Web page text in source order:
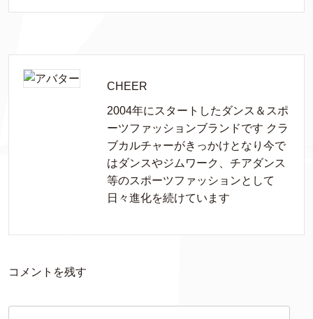
CHEER
2004年にスタートしたダンス＆スポ
ーツファッションブランドです クラ
ブカルチャーがきっかけとなり今で
はダンスやジムワーク、チアダンス
等のスポーツファッションとして
日々進化を続けています
コメントを残す